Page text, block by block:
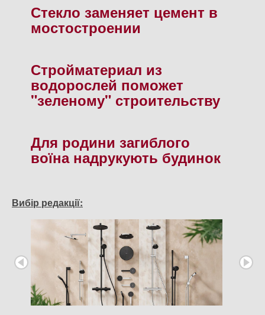
Стекло заменяет цемент в
мостостроении
Стройматериал из
водорослей поможет
"зеленому" строительству
Для родини загиблого
воїна надрукують будинок
Вибір редакції: